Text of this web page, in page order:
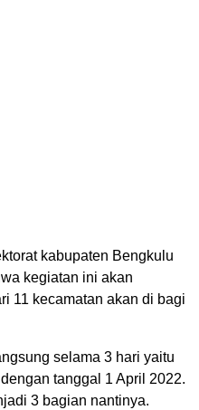
kabupaten Bengkulu
kegiatan ini akan
11 kecamatan akan di bagi
selama 3 hari yaitu
tanggal 1 April 2022.
3 bagian nantinya.